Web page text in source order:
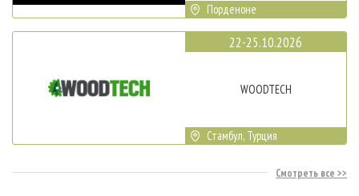
Порденоне
22-25.10.2026
WOODTECH
Стамбул, Турция
Смотреть все